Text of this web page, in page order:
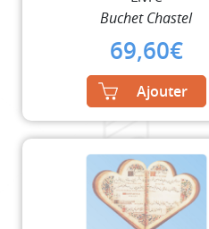
Buchet Chastel
69,60€
Ajouter